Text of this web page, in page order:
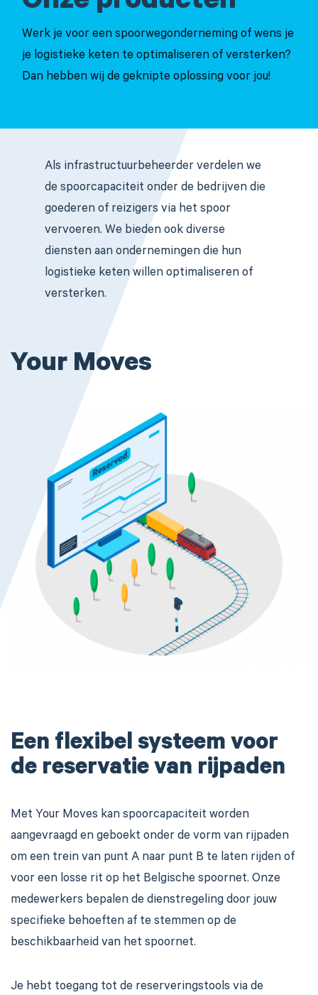
Werk je voor een spoorwegonderneming of wens je
je logistieke keten te optimaliseren of versterken?
Dan hebben wij de geknipte oplossing voor jou!
Als infrastructuurbeheerder verdelen we
de spoorcapaciteit onder de bedrijven die
goederen of reizigers via het spoor
vervoeren. We bieden ook diverse
diensten aan ondernemingen die hun
logistieke keten willen optimaliseren of
versterken.
Your Moves
Een flexibel systeem voor
de reservatie van rijpaden
Met Your Moves kan spoorcapaciteit worden
aangevraagd en geboekt onder de vorm van rijpaden
om een trein van punt A naar punt B te laten rijden of
voor een losse rit op het Belgische spoornet. Onze
medewerkers bepalen de dienstregeling door jouw
specifieke behoeften af te stemmen op de
beschikbaarheid van het spoornet.
Je hebt toegang tot de reserveringstools via de